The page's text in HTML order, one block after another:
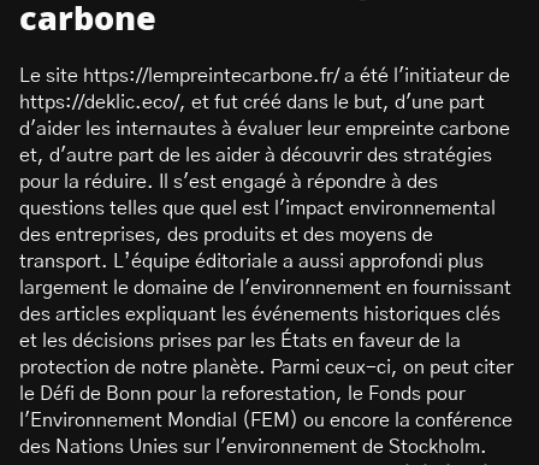
carbone
Le site https://lempreintecarbone.fr/ a été l'initiateur de
https://deklic.eco/, et fut créé dans le but, d'une part
d'aider les internautes à évaluer leur empreinte carbone
et, d'autre part de les aider à découvrir des stratégies
pour la réduire. Il s'est engagé à répondre à des
questions telles que quel est l'impact environnemental
des entreprises, des produits et des moyens de
transport. L’équipe éditoriale a aussi approfondi plus
largement le domaine de l'environnement en fournissant
des articles expliquant les événements historiques clés
et les décisions prises par les États en faveur de la
protection de notre planète. Parmi ceux-ci, on peut citer
le Défi de Bonn pour la reforestation, le Fonds pour
l'Environnement Mondial (FEM) ou encore la conférence
des Nations Unies sur l'environnement de Stockholm.